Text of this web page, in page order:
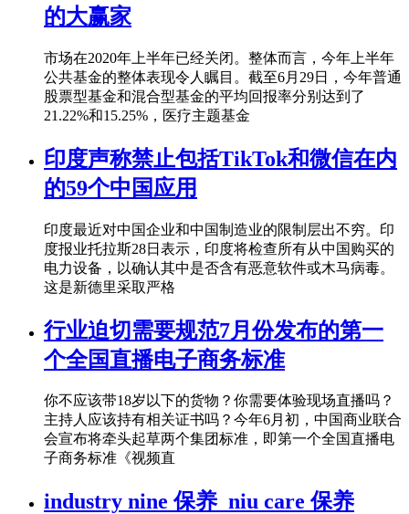
的大赢家
市场在2020年上半年已经关闭。整体而言，今年上半年
公共基金的整体表现令人瞩目。截至6月29日，今年普通
股票型基金和混合型基金的平均回报率分别达到了
21.22%和15.25%，医疗主题基金
印度声称禁止包括TikTok和微信在内
的59个中国应用
印度最近对中国企业和中国制造业的限制层出不穷。印
度报业托拉斯28日表示，印度将检查所有从中国购买的
电力设备，以确认其中是否含有恶意软件或木马病毒。
这是新德里采取严格
行业迫切需要规范7月份发布的第一
个全国直播电子商务标准
你不应该带18岁以下的货物？你需要体验现场直播吗？
主持人应该持有相关证书吗？今年6月初，中国商业联合
会宣布将牵头起草两个集团标准，即第一个全国直播电
子商务标准《视频直
industry nine 保养_niu care 保养